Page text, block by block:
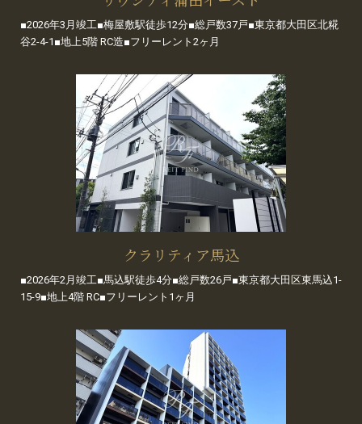
■2026年3月竣工■梅屋敷駅徒歩12分■総戸数37戸■東京都大田区北糀
谷2-4-1■地上5階 RC造■フリーレント2ヶ月
クラリティア馬込
■2026年2月竣工■馬込駅徒歩4分■総戸数26戸■東京都大田区東馬込1-
15-9■地上4階 RC■フリーレント1ヶ月